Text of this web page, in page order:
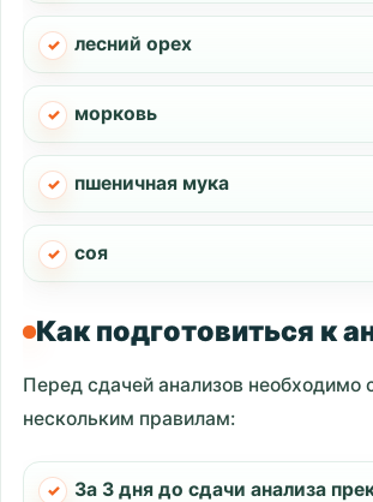
лесний орех
морковь
пшеничная мука
соя
Как подготовиться к
Перед сдачей анализов необходимо
нескольким правилам:
За 3 дня до сдачи анализа